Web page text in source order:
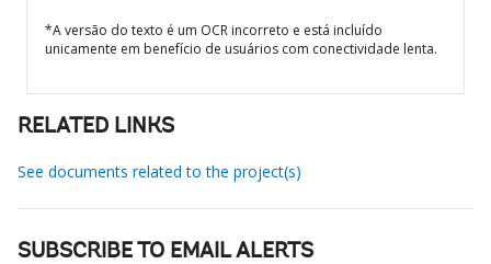
*A versão do texto é um OCR incorreto e está incluído
unicamente em benefício de usuários com conectividade lenta.
RELATED LINKS
See documents related to the project(s)
SUBSCRIBE TO EMAIL ALERTS